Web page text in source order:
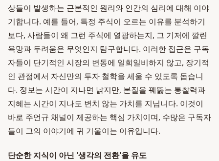
상들이 발생하는 근본적인 원리와 인간의 심리에 대해 이야
기합니다. 예를 들어, 특정 주식이 오르는 이유를 분석하기
보다, 사람들이 왜 그런 주식에 열광하는지, 그 기저에 깔린
욕망과 두려움은 무엇인지 탐구합니다. 이러한 접근은 구독
자들이 단기적인 시장의 변동에 일희일비하지 않고, 장기적
인 관점에서 자신만의 투자 철학을 세울 수 있도록 돕습니
다. 정보는 시간이 지나면 낡지만, 본질을 꿰뚫는 통찰력과
지혜는 시간이 지나도 변치 않는 가치를 지닙니다. 이것이
바로 주언규 채널이 제공하는 핵심 가치이며, 수많은 구독자
들이 그의 이야기에 귀 기울이는 이유입니다.
단순한 지식이 아닌 '생각의 전환'을 유도